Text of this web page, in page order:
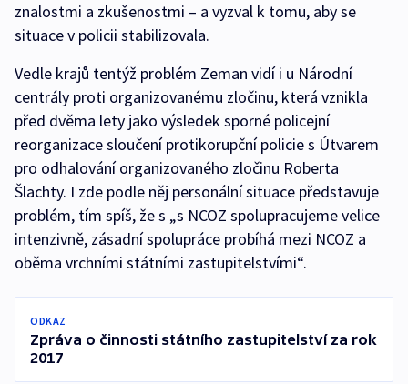
znalostmi a zkušenostmi – a vyzval k tomu, aby se
situace v policii stabilizovala.
Vedle krajů tentýž problém Zeman vidí i u Národní
centrály proti organizovanému zločinu, která vznikla
před dvěma lety jako výsledek sporné policejní
reorganizace sloučení protikorupční policie s Útvarem
pro odhalování organizovaného zločinu Roberta
Šlachty. I zde podle něj personální situace představuje
problém, tím spíš, že s „s NCOZ spolupracujeme velice
intenzivně, zásadní spolupráce probíhá mezi NCOZ a
oběma vrchními státními zastupitelstvími“.
ODKAZ
Zpráva o činnosti státního zastupitelství za rok
2017